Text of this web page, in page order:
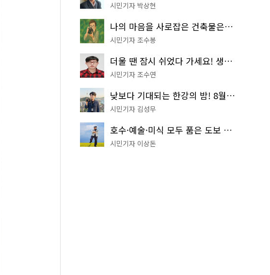
시민기자 박상현
나의 마음을 사로잡은 건축물은? '서울시 건축상' 수상작 공개!
시민기자 조수봉
더울 땐 잠시 쉬었다 가세요! 생수 냉장고부터 해피소·무더위쉼터까지
시민기자 조수연
낮보다 기대되는 한강의 밤! 8월 한정 무료 '한강 밤핑' 예약은?
시민기자 김성무
호수·예술·미식 모두 품은 도보 코스! 서울식물원~LG아트센터~마곡테라스거리
시민기자 이상돈